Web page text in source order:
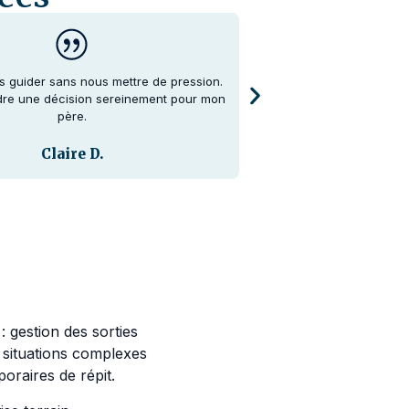
guider sans nous mettre de pression.
une décision sereinement pour mon
père.
Claire D.
gestion des sorties
complexes
de répit.